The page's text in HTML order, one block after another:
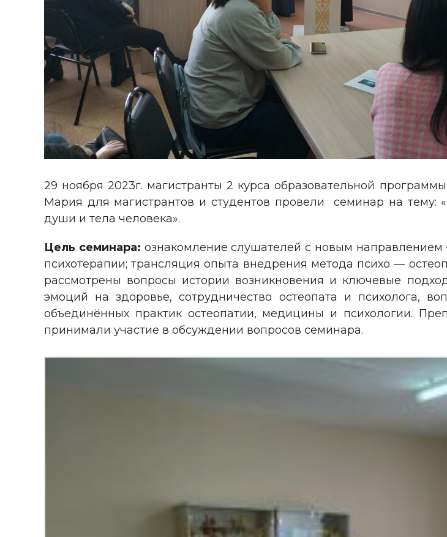
29 ноября 2023г. магистранты 2 курса образовательной
Мария для магистрантов и студентов провели семинар на тему:
души и тела человека».
Цель семинара: ознакомление слушателей с новым направлением
психотерапии; трансляция опыта внедрения метода психо —
рассмотрены вопросы истории возникновения и ключевые
эмоций на здоровье, сотрудничество остеопата и психолога,
объединённых практик остеопатии, медицины и психологии.
принимали участие в обсуждении вопросов семинара.